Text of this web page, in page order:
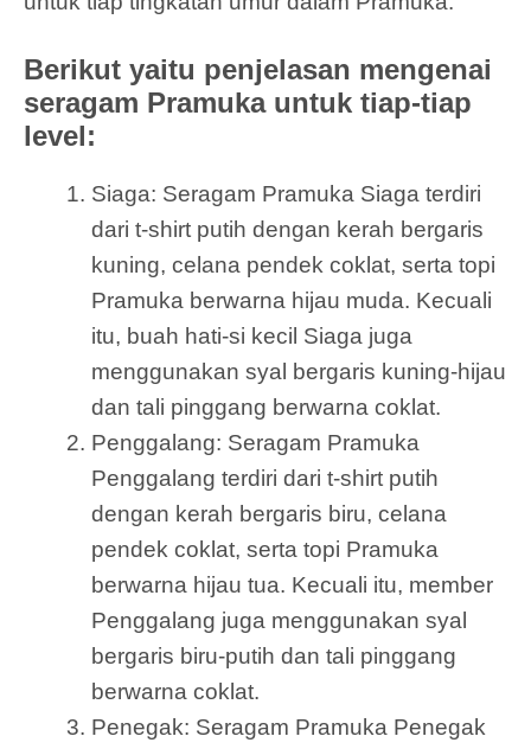
Berikut yaitu penjelasan mengenai
seragam Pramuka untuk tiap-tiap
level:
Siaga: Seragam Pramuka Siaga terdiri
dari t-shirt putih dengan kerah bergaris
kuning, celana pendek coklat, serta topi
Pramuka berwarna hijau muda. Kecuali
itu, buah hati-si kecil Siaga juga
menggunakan syal bergaris kuning-hijau
dan tali pinggang berwarna coklat.
Penggalang: Seragam Pramuka
Penggalang terdiri dari t-shirt putih
dengan kerah bergaris biru, celana
pendek coklat, serta topi Pramuka
berwarna hijau tua. Kecuali itu, member
Penggalang juga menggunakan syal
bergaris biru-putih dan tali pinggang
berwarna coklat.
Penegak: Seragam Pramuka Penegak